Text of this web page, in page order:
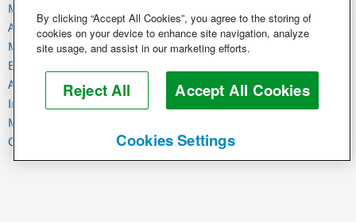
Mudanzas
Artículos del hogar
Mascotas
Basura y chatarra
Alimentos y agricultura
Industria y negocios
Maquinaria pesada
Caballos y ganado
By clicking “Accept All Cookies”, you agree to the storing of
cookies on your device to enhance site navigation, analyze
site usage, and assist in our marketing efforts.
Reject All Accept All Cookies
Cookies Settings